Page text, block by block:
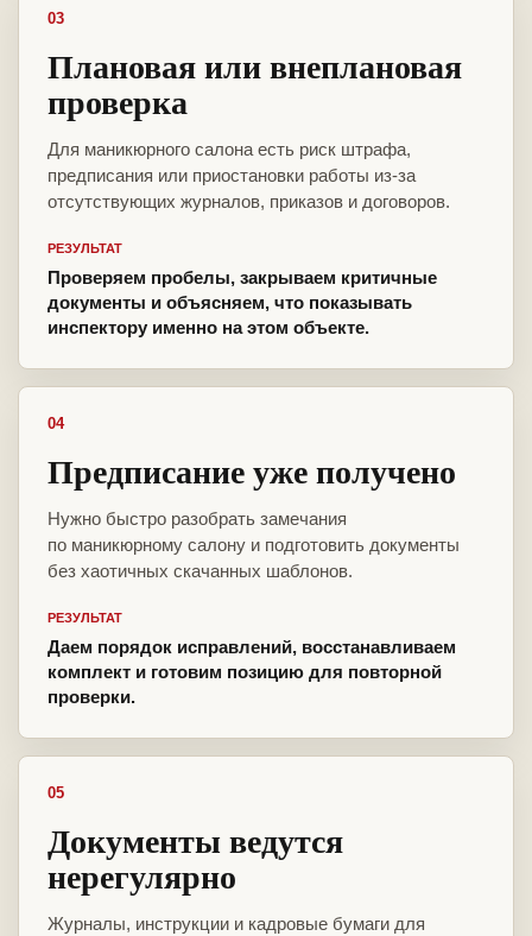
03
Плановая или внеплановая
проверка
Для маникюрного салона есть риск штрафа,
предписания или приостановки работы из-за
отсутствующих журналов, приказов и договоров.
РЕЗУЛЬТАТ
Проверяем пробелы, закрываем критичные
документы и объясняем, что показывать
инспектору именно на этом объекте.
04
Предписание уже получено
Нужно быстро разобрать замечания
по маникюрному салону и подготовить документы
без хаотичных скачанных шаблонов.
РЕЗУЛЬТАТ
Даем порядок исправлений, восстанавливаем
комплект и готовим позицию для повторной
проверки.
05
Документы ведутся
нерегулярно
Журналы, инструкции и кадровые бумаги для